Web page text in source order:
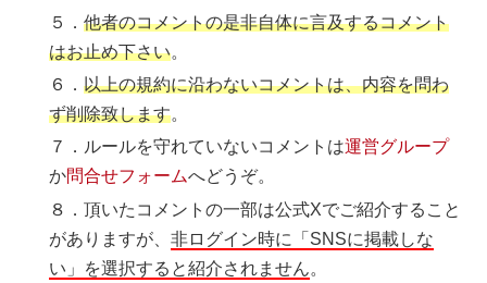
５．他者のコメントの是非自体に言及するコメント
はお止め下さい。
６．以上の規約に沿わないコメントは、内容を問わ
ず削除致します。
７．ルールを守れていないコメントは運営グループ
か問合せフォームへどうぞ。
８．頂いたコメントの一部は公式Xでご紹介すること
がありますが、非ログイン時に「SNSに掲載しな
い」を選択すると紹介されません。